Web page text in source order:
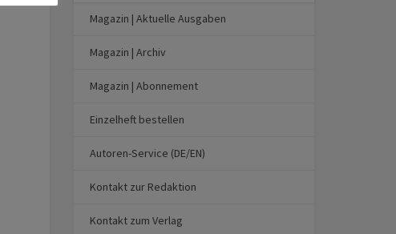
Magazin | Aktuelle Ausgaben
Magazin | Archiv
Magazin | Abonnement
Einzelheft bestellen
Autoren-Service (DE/EN)
Kontakt zur Redaktion
Kontakt zum Verlag